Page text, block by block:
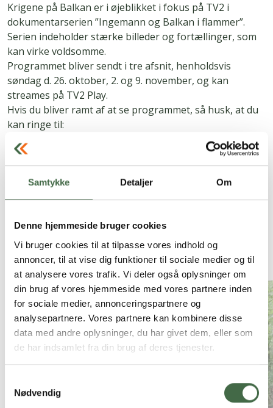
Samtykke Detaljer Om
Denne hjemmeside bruger cookies
Vi bruger cookies til at tilpasse vores indhold og
annoncer, til at vise dig funktioner til sociale medier og til
at analysere vores trafik. Vi deler også oplysninger om
din brug af vores hjemmeside med vores partnere inden
for sociale medier, annonceringspartnere og
analysepartnere. Vores partnere kan kombinere disse
data med andre oplysninger, du har givet dem, eller som
de har indsamlet fra din brug af deres tjenester.
Nødvendig
Krigene på Balkan er i øjeblikket i fokus på TV2 i
dokumentarserien ”Ingemann og Balkan i flammer”.
Serien indeholder stærke billeder og fortællinger, som
kan virke voldsomme.
Programmet bliver sendt i tre afsnit, henholdsvis
søndag d. 26. oktober, 2. og 9. november, og kan
streames på TV2 Play.
Hvis du bliver ramt af at se programmet, så husk, at du
kan ringe til:
Veterancenteret: 72 81 97 00
Veteranrådgivningen: 80 60 80 30
Pas godt på dig selv
Siden er sidst opdateret:27.10.25 kl. 14.47
Andre nyheder